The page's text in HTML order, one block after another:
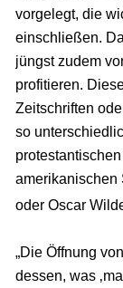
vorgelegt, die
einschließen.
jüngst zudem
profitieren.
Zeitschriften
so
amerikanischen
oder Oscar
„Die Öffnung
dessen, was